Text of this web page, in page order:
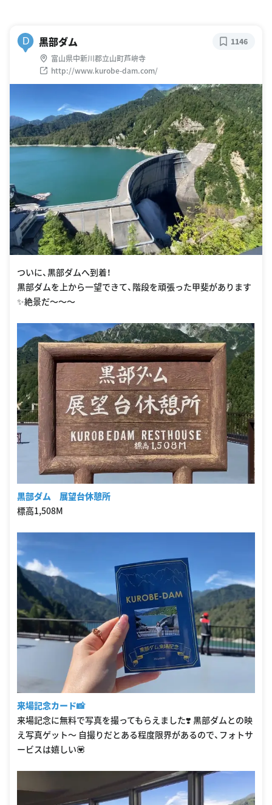
D 黒部ダム
富山県中新川郡立山町芦峅寺
http://www.kurobe-dam.com/
1146
ついに、黒部ダムへ到着！
黒部ダムを上から一望できて、階段を頑張った甲斐があります
✨絶景だ〜〜〜
黒部ダム 展望台休憩所
標高1,508M
来場記念カード📸
来場記念に無料で写真を撮ってもらえました❣️ 黒部ダムとの映
え写真ゲット〜 自撮りだとある程度限界があるので、フォトサ
ービスは嬉しい💟